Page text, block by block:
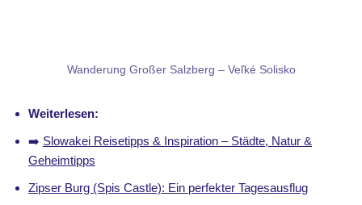
Wanderung Großer Salzberg – Veľké Solisko
Weiterlesen:
➡️ Slowakei Reisetipps & Inspiration – Städte, Natur &
Geheimtipps
Zipser Burg (Spis Castle): Ein perfekter Tagesausflug